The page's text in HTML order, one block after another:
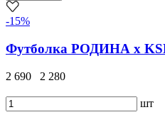
-15%
Футболка РОДИНА x
2 690 2 280
шт